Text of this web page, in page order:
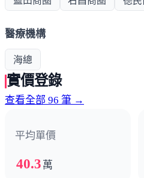
醫療機構
海總
實價登錄
查看全部 96 筆 →
平均單價
40.3 萬